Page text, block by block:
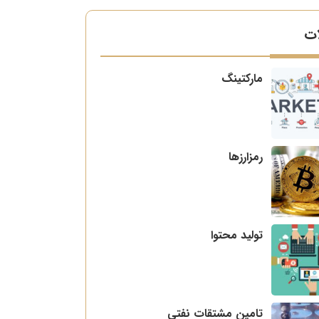
مارکتینگ
رمزارزها
تولید محتوا
تامین مشتقات نفتی